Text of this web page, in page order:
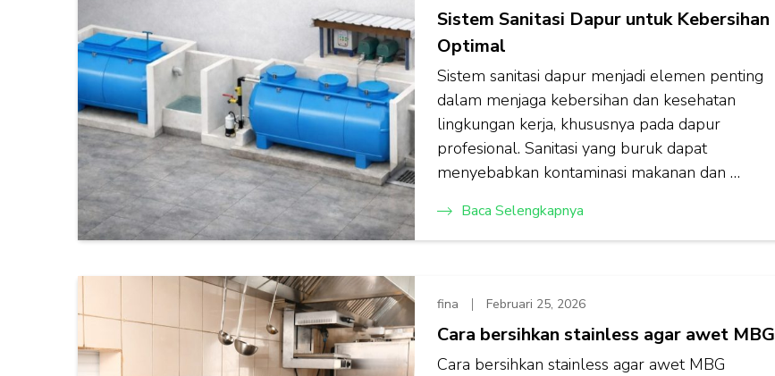
Sistem Sanitasi Dapur untuk Kebersihan
Optimal
Sistem sanitasi dapur menjadi elemen penting
dalam menjaga kebersihan dan kesehatan
lingkungan kerja, khususnya pada dapur
profesional. Sanitasi yang buruk dapat
menyebabkan kontaminasi makanan dan …
Baca Selengkapnya
fina Februari 25, 2026
Cara bersihkan stainless agar awet MBG
Cara bersihkan stainless agar awet MBG